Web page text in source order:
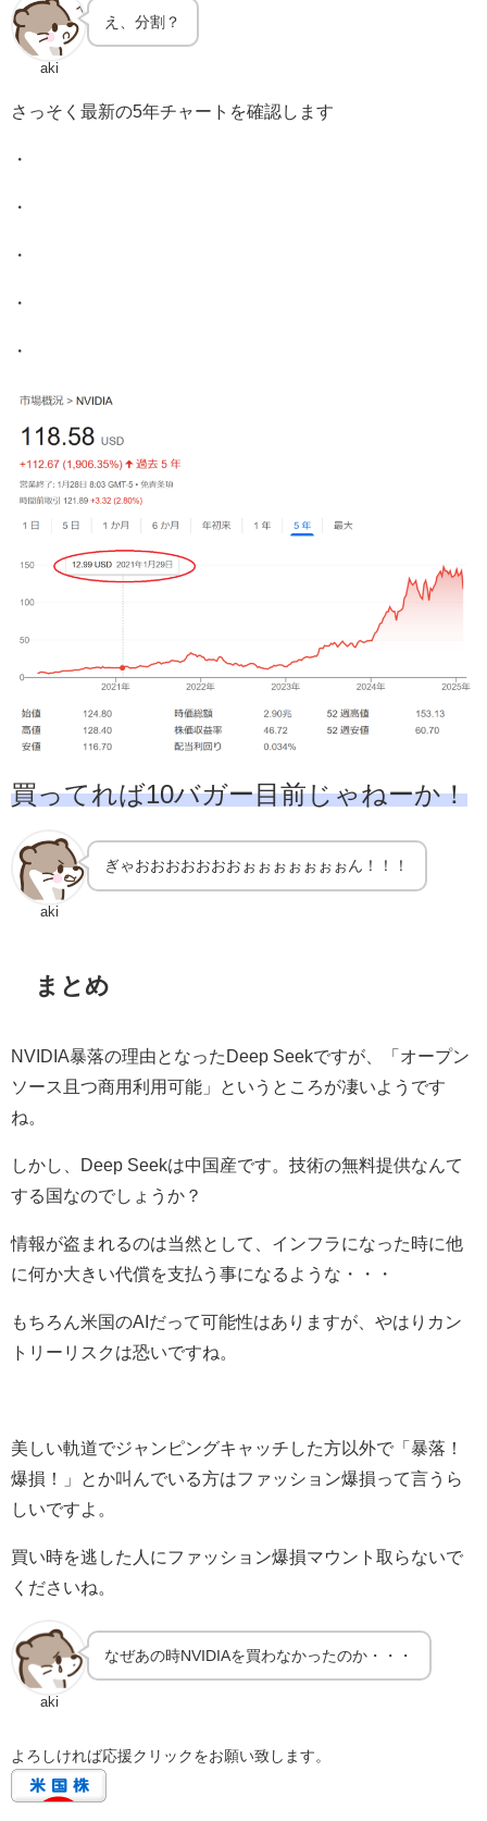
aki
え、分割？
さっそく最新の5年チャートを確認します
・
・
・
・
・
買ってれば10バガー目前じゃねーか！
aki
ぎゃおおおおおおおぉぉぉぉぉぉぉん！！！
まとめ
NVIDIA暴落の理由となったDeep Seekですが、「オープン
ソース且つ商用利用可能 」というところが凄いようです
ね。
しかし、 Deep Seekは中国産です。技術の無料提供なんて
する国なのでしょうか？
情報が盗まれるのは当然として、インフラになった時に他
に何か大きい代償を支払う事になるような・・・
もちろん米国のAIだって可能性はありますが、やはりカン
トリーリスクは恐いですね。
美しい軌道でジャンピングキャッチした方以外で「暴落！
爆損！」とか叫んでいる方はファッション爆損って言うら
しいですよ。
買い時を逃した人にファッション爆損マウント取らないで
くださいね。
aki
なぜあの時NVIDIAを買わなかったのか・・・
よろしければ応援クリックをお願い致します。